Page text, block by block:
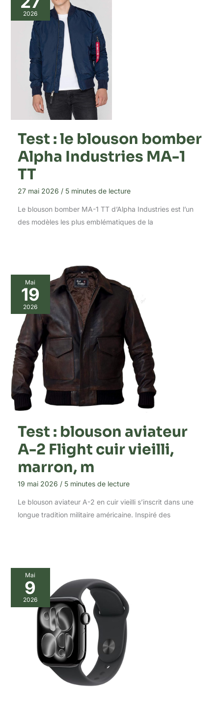
2026
Test : le blouson bomber
Alpha Industries MA-1
TT
27 mai 2026 / 5 minutes de lecture
Le blouson bomber MA-1 TT d’Alpha Industries est l’un
des modèles les plus emblématiques de la
Mai
19
2026
Test : blouson aviateur
A-2 Flight cuir vieilli,
marron, m
19 mai 2026 / 5 minutes de lecture
Le blouson aviateur A-2 en cuir vieilli s’inscrit dans une
longue tradition militaire américaine. Inspiré des
Mai
9
2026